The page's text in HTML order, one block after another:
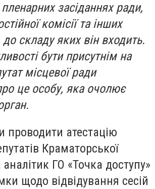
засіданнях ради,
комісії та інших
до складу яких він входить.
бути присутнім на
місцевої ради
це особу, яка очолює
атестацію
Краматорської
аналітик ГО «Точка доступу»
щодо відвідування сесій